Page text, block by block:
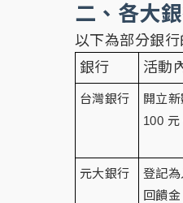
二、各大
以下為部分銀行
銀行
活動
台灣銀行
開立
100 元
元大銀行
登記
回饋